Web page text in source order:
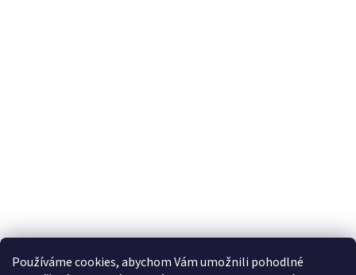
Používáme cookies, abychom Vám umožnili pohodlné